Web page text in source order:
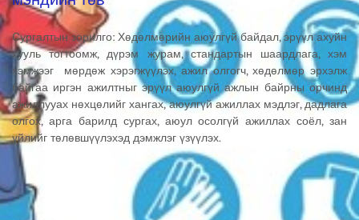
Сургалтын зорилго: Хөдөлмөрийн аюулгүй байдал, эрүүл ахуйн
хууль тогтоомж, дүрэм журам, стандартын шаардлага, хэм
хэмжээг мөрдөж хэрэгжүүлэх, ажил олгогч, хөдөлмөр эрхэлж
байгаа иргэн ажилтныг эрүүл аюулгүй ажлын байрны орчинд
ажиллууах нөхцөлийг хангах, аюулгүй ажиллах мэдлэг, дадлага
олгох, арга барилд сургах, аюул осолгүй ажиллах соёл, зан
үйлийг төлөвшүүлэхэд дэмжлэг үзүүлэх.